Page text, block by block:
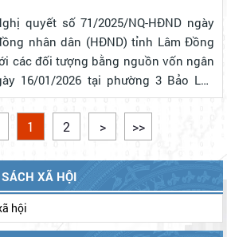
số 71/2025/NQ-HĐND ngày
nhân dân (HĐND) tỉnh Lâm Đồng
các đối tượng bằng nguồn vốn ngân
16/01/2026 tại phường 3 Bảo Lộc
hàng CSXH Bảo Lộc đã thực hiện
l...
1 2 > >>
XÃ HỘI
hội